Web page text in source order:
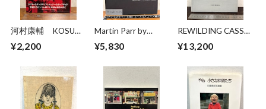
河村康輔 KOSUKE
ARCHIVES-
¥2,200
Martin Parr by
¥5,830
REWILDING CASS
¥13,200